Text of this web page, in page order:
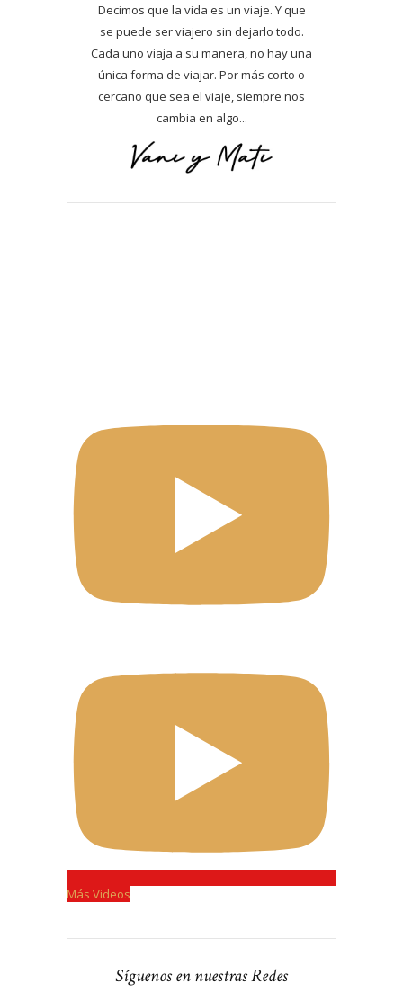
Decimos que la vida es un viaje. Y que
se puede ser viajero sin dejarlo todo.
Cada uno viaja a su manera, no hay una
única forma de viajar. Por más corto o
cercano que sea el viaje, siempre nos
cambia en algo...
Más Videos
Síguenos en nuestras Redes